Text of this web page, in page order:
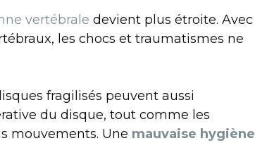
vertébrale devient plus étroite. Avec
les chocs et traumatismes ne
fragilisés peuvent aussi
du disque, tout comme les
mouvements. Une mauvaise hygiène